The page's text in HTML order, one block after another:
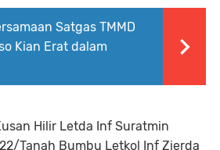
Satgas TMMD
Kian Erat dalam
Hilir Letda Inf Suratmin
Tanah Bumbu Letkol Inf Zierda